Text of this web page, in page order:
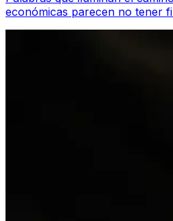
económicas parecen no tener